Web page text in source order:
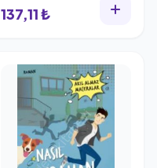
137,11 ₺